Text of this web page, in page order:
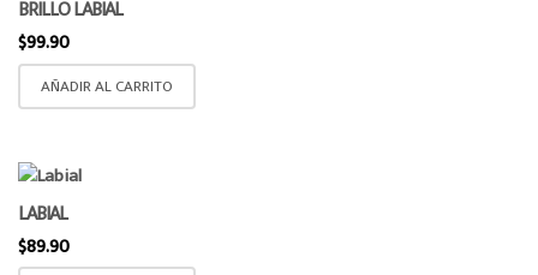
BRILLO LABIAL
$99.90
AÑADIR AL CARRITO
LABIAL
$89.90